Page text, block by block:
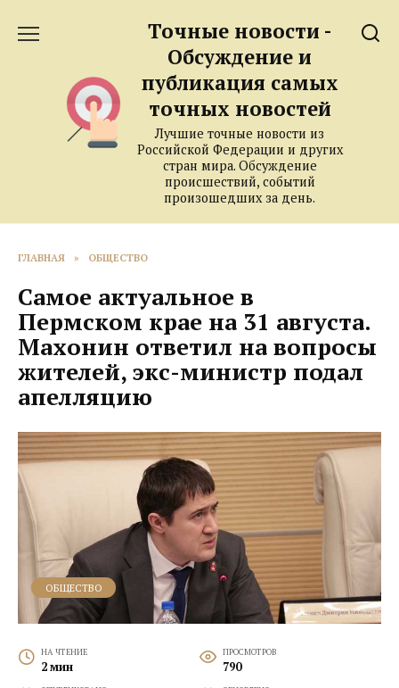
Точные новости -
Обсуждение и
публикация самых
точных новостей
Лучшие точные новости из
Российской Федерации и других
стран мира. Обсуждение
происшествий, событий
произошедших за день.
ГЛАВНАЯ » ОБЩЕСТВО
Самое актуальное в
Пермском крае на 31 августа.
Махонин ответил на вопросы
жителей, экс-министр подал
апелляцию
ОБЩЕСТВО
НА ЧТЕНИЕ
2 мин
ПРОСМОТРОВ
790